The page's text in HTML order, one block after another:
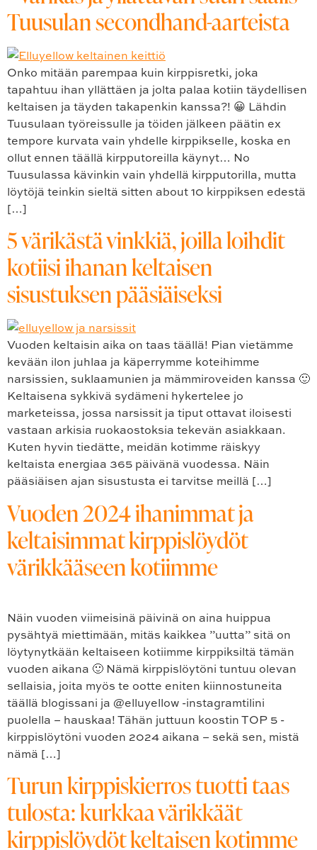
Tuusulan secondhand-aarteista
Onko mitään parempaa kuin kirppisretki, joka
tapahtuu ihan yllättäen ja jolta palaa kotiin täydellisen
keltaisen ja täyden takapenkin kanssa?! 😀 Lähdin
Tuusulaan työreissulle ja töiden jälkeen päätin ex
tempore kurvata vain yhdelle kirppikselle, koska en
ollut ennen täällä kirpputoreilla käynyt… No
Tuusulassa kävinkin vain yhdellä kirpputorilla, mutta
löytöjä teinkin sieltä sitten about 10 kirppiksen edestä
[…]
5 värikästä vinkkiä, joilla loihdit
kotiisi ihanan keltaisen
sisustuksen pääsiäiseksi
Vuoden keltaisin aika on taas täällä! Pian vietämme
kevään ilon juhlaa ja käperrymme koteihimme
narsissien, suklaamunien ja mämmiroveiden kanssa 🙂
Keltaisena sykkivä sydämeni hykertelee jo
marketeissa, jossa narsissit ja tiput ottavat iloisesti
vastaan arkisia ruokaostoksia tekevän asiakkaan.
Kuten hyvin tiedätte, meidän kotimme räiskyy
keltaista energiaa 365 päivänä vuodessa. Näin
pääsiäisen ajan sisustusta ei tarvitse meillä […]
Vuoden 2024 ihanimmat ja
keltaisimmat kirppislöydöt
värikkääseen kotiimme
Näin vuoden viimeisinä päivinä on aina huippua
pysähtyä miettimään, mitäs kaikkea ”uutta” sitä on
löytynytkään keltaiseen kotiimme kirppiksiltä tämän
vuoden aikana 🙂 Nämä kirppislöytöni tuntuu olevan
sellaisia, joita myös te ootte eniten kiinnostuneita
täällä blogissani ja @elluyellow -instagramtilini
puolella – hauskaa! Tähän juttuun koostin TOP 5 -
kirppislöytöni vuoden 2024 aikana – sekä sen, mistä
nämä […]
Turun kirppiskierros tuotti taas
tulosta: kurkkaa värikkäät
kirppislöydöt keltaisen kotimme